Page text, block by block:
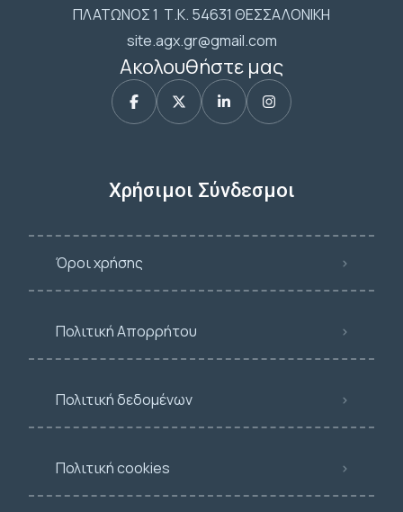
ΠΛΑΤΩΝΟΣ 1 Τ.Κ. 54631 ΘΕΣΣΑΛΟΝΙΚΗ
site.agx.gr@gmail.com
Ακολουθήστε μας
Χρήσιμοι Σύνδεσμοι
Όροι χρήσης
Πολιτική Απορρήτου
Πολιτική δεδομένων
Πολιτική cookies